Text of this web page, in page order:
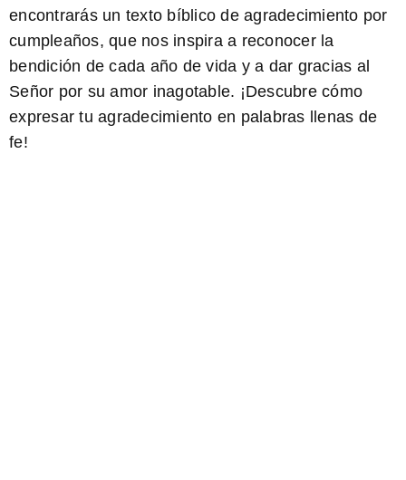
encontrarás un texto bíblico de agradecimiento por
cumpleaños, que nos inspira a reconocer la
bendición de cada año de vida y a dar gracias al
Señor por su amor inagotable. ¡Descubre cómo
expresar tu agradecimiento en palabras llenas de
fe!